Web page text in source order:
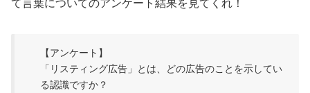
て言葉についてのアンケート結果を見てくれ！
【アンケート】
「リスティング広告」とは、どの広告のことを示してい
る認識ですか？